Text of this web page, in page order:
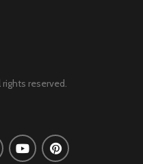
reserved.